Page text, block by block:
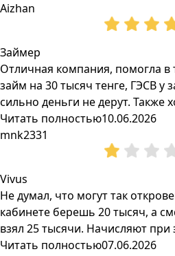
Aizhan
Займер
Отличная компания, помогла в
займ на 30 тысяч тенге, ГЭСВ у
сильно деньги не дерут. Также
Читать полностью10.06.2026
mnk2331
Vivus
Не думал, что могут так
кабинете берешь 20 тысяч, а
взял 25 тысячи. Начисляют при
Читать полностью07.06.2026